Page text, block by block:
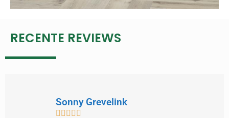
RECENTE REVIEWS
Sonny Grevelink
    